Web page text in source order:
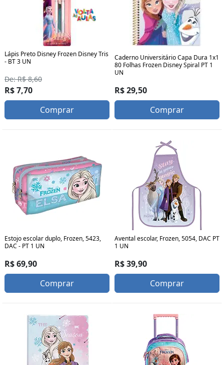
Lápis Preto Disney Frozen Disney Tris
- BT 3 UN
De: R$ 8,60
R$ 7,70
Comprar
Caderno Universitário Capa Dura 1x1
80 Folhas Frozen Disney Spiral PT 1
UN
R$ 29,50
Comprar
Estojo escolar duplo, Frozen, 5423,
DAC - PT 1 UN
R$ 69,90
Comprar
Avental escolar, Frozen, 5054, DAC PT
1 UN
R$ 39,90
Comprar